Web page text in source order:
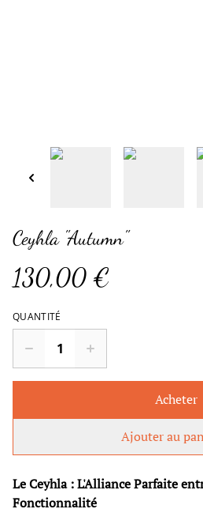
Ceyhla "Autumn"
130,00 €
QUANTITÉ
Acheter
Ajouter au
Le Ceyhla : L'Alliance Parfaite
Fonctionnalité